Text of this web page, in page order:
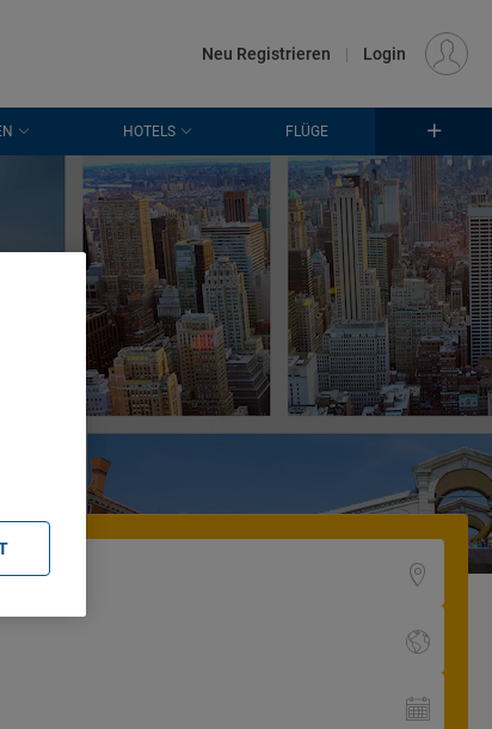
Neu Registrieren | Login
HOTELS FLÜGE